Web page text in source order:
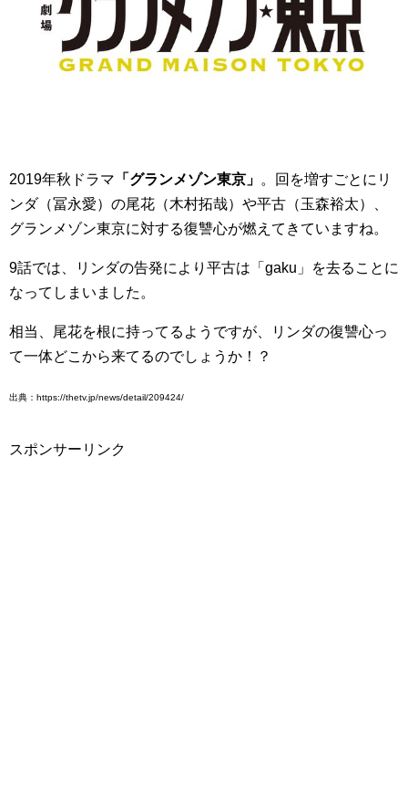
2019年秋ドラマ 「グランメゾン東京」 。回を増すごとにリ
ンダ（冨永愛）の尾花（木村拓哉）や平古（玉森裕太）、
グランメゾン東京に対する復讐心が燃えてきていますね。
9話では、リンダの告発により平古は「gaku」を去ることに
なってしまいました。
相当、尾花を根に持ってるようですが、リンダの復讐心っ
て一体どこから来てるのでしょうか！？
出典：https://thetv.jp/news/detail/209424/
スポンサーリンク